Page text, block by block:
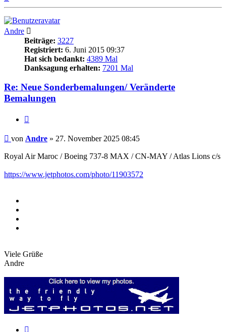
Andre
Beiträge: 3227
Registriert: 6. Juni 2015 09:37
Hat sich bedankt: 4389 Mal
Danksagung erhalten: 7201 Mal
Re: Neue Sonderbemalungen/ Veränderte
Bemalungen
Beitrag
von Andre » 27. November 2025 08:45
Royal Air Maroc / Boeing 737-8 MAX / CN-MAY / Atlas Lions c/s
https://www.jetphotos.com/photo/11903572
Viele Grüße
Andre